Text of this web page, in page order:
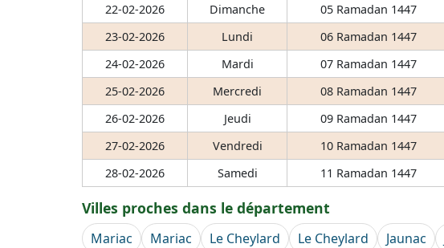
22-02-2026
Dimanche 05 Ramadan 1447
23-02-2026
Lundi 06 Ramadan 1447
24-02-2026
Mardi 07 Ramadan 1447
25-02-2026
Mercredi 08 Ramadan 1447
26-02-2026
Jeudi 09 Ramadan 1447
27-02-2026
Vendredi 10 Ramadan 1447
28-02-2026
Samedi 11 Ramadan 1447
Villes proches dans le département
Mariac Mariac Le Cheylard Le Cheylard Jaunac